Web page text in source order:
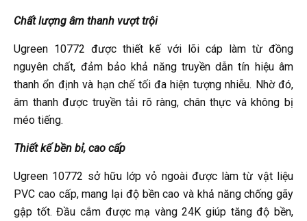
Chất lượng âm thanh vượt trội
Ugreen 10772 được thiết kế với lõi cáp làm từ đồng
nguyên chất, đảm bảo khả năng truyền dẫn tín hiệu âm
thanh ổn định và hạn chế tối đa hiện tượng nhiễu. Nhờ đó,
âm thanh được truyền tải rõ ràng, chân thực và không bị
méo tiếng.
Thiết kế bền bỉ, cao cấp
Ugreen 10772 sở hữu lớp vỏ ngoài được làm từ vật liệu
PVC cao cấp, mang lại độ bền cao và khả năng chống gãy
gập tốt. Đầu cắm được mạ vàng 24K giúp tăng độ bền,